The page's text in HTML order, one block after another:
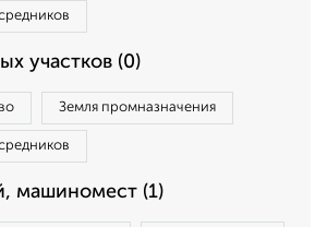
участков (0)
Земля промназначения
машиномест (1)